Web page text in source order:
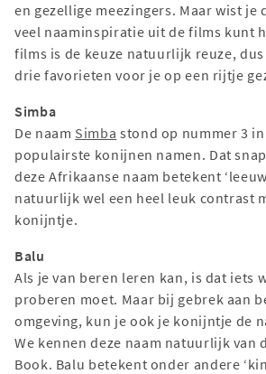
en gezellige meezingers. Maar wist je
veel naaminspiratie uit de films kunt
films is de keuze natuurlijk reuze,
drie favorieten voor je op een rijtje
Simba
De naam Simba stond op nummer 3
populairste konijnen namen. Dat
deze Afrikaanse naam betekent
natuurlijk wel een heel leuk contrast
konijntje.
Balu
Als je van beren leren kan, is dat iets
proberen moet. Maar bij gebrek aan
omgeving, kun je ook je konijntje de
We kennen deze naam natuurlijk van
Book. Balu betekent onder andere